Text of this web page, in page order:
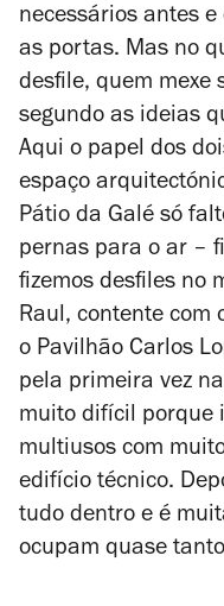
necessários antes
as portas. Mas no
desfile, quem mexe
segundo as ideias
Aqui o papel dos
espaço
Pátio da Galé só
pernas para o ar –
fizemos desfiles no
Raul, contente com
o Pavilhão Carlos
pela primeira vez
muito difícil porque
multiusos com
edifício técnico.
tudo dentro e é
ocupam quase